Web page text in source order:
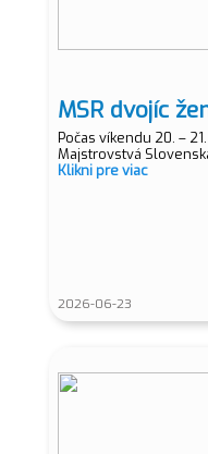
MSR dvojíc
Počas víkendu 20. –
Majstrovstvá
Klikni pre viac
2026-06-23